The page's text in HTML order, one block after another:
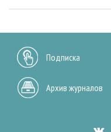
Подписка
Архив журналов